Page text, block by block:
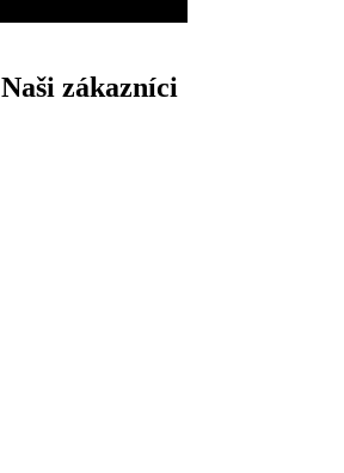
Naši zákazníci